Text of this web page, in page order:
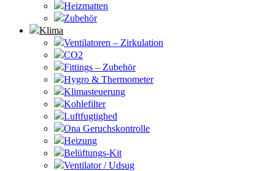
Heizmatten
Zubehör
Klima
Ventilatoren – Zirkulation
CO2
Fittings – Zubehör
Hygro & Thermometer
Klimasteuerung
Kohlefilter
Luftfugtighed
Ona Geruchskontrolle
Heizung
Belüftungs-Kit
Ventilator / Udsug